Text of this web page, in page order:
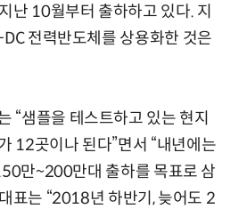
난 10월부터 출하하고 있다. 지
전력반도체를 상용화한 것은
“샘플을 테스트하고 있는 현지
12곳이나 된다”면서 “내년에는
만~200만대 출하를 목표로 삼
표는 “2018년 하반기, 늦어도 2